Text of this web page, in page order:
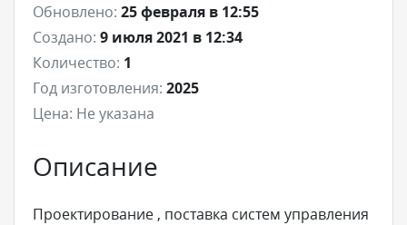
Обновлено: 25 февраля в 12:55
Создано: 9 июля 2021 в 12:34
Количество: 1
Год изготовления: 2025
Цена: Не указана
Описание
Проектирование , поставка систем управления